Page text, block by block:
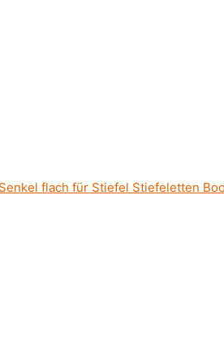
flach für Stiefel Stiefeletten